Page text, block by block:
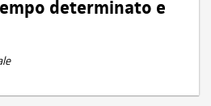
determinato e